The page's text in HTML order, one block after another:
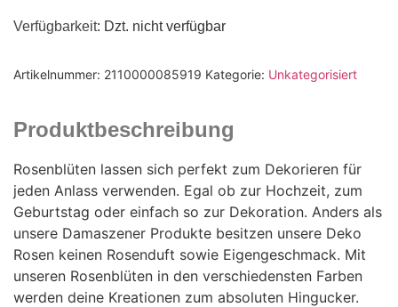
Verfügbarkeit: Dzt. nicht verfügbar
Artikelnummer: 2110000085919 Kategorie: Unkategorisiert
Produktbeschreibung
Rosenblüten lassen sich perfekt zum Dekorieren für
jeden Anlass verwenden. Egal ob zur Hochzeit, zum
Geburtstag oder einfach so zur Dekoration. Anders als
unsere Damaszener Produkte besitzen unsere Deko
Rosen keinen Rosenduft sowie Eigengeschmack. Mit
unseren Rosenblüten in den verschiedensten Farben
werden deine Kreationen zum absoluten Hingucker.